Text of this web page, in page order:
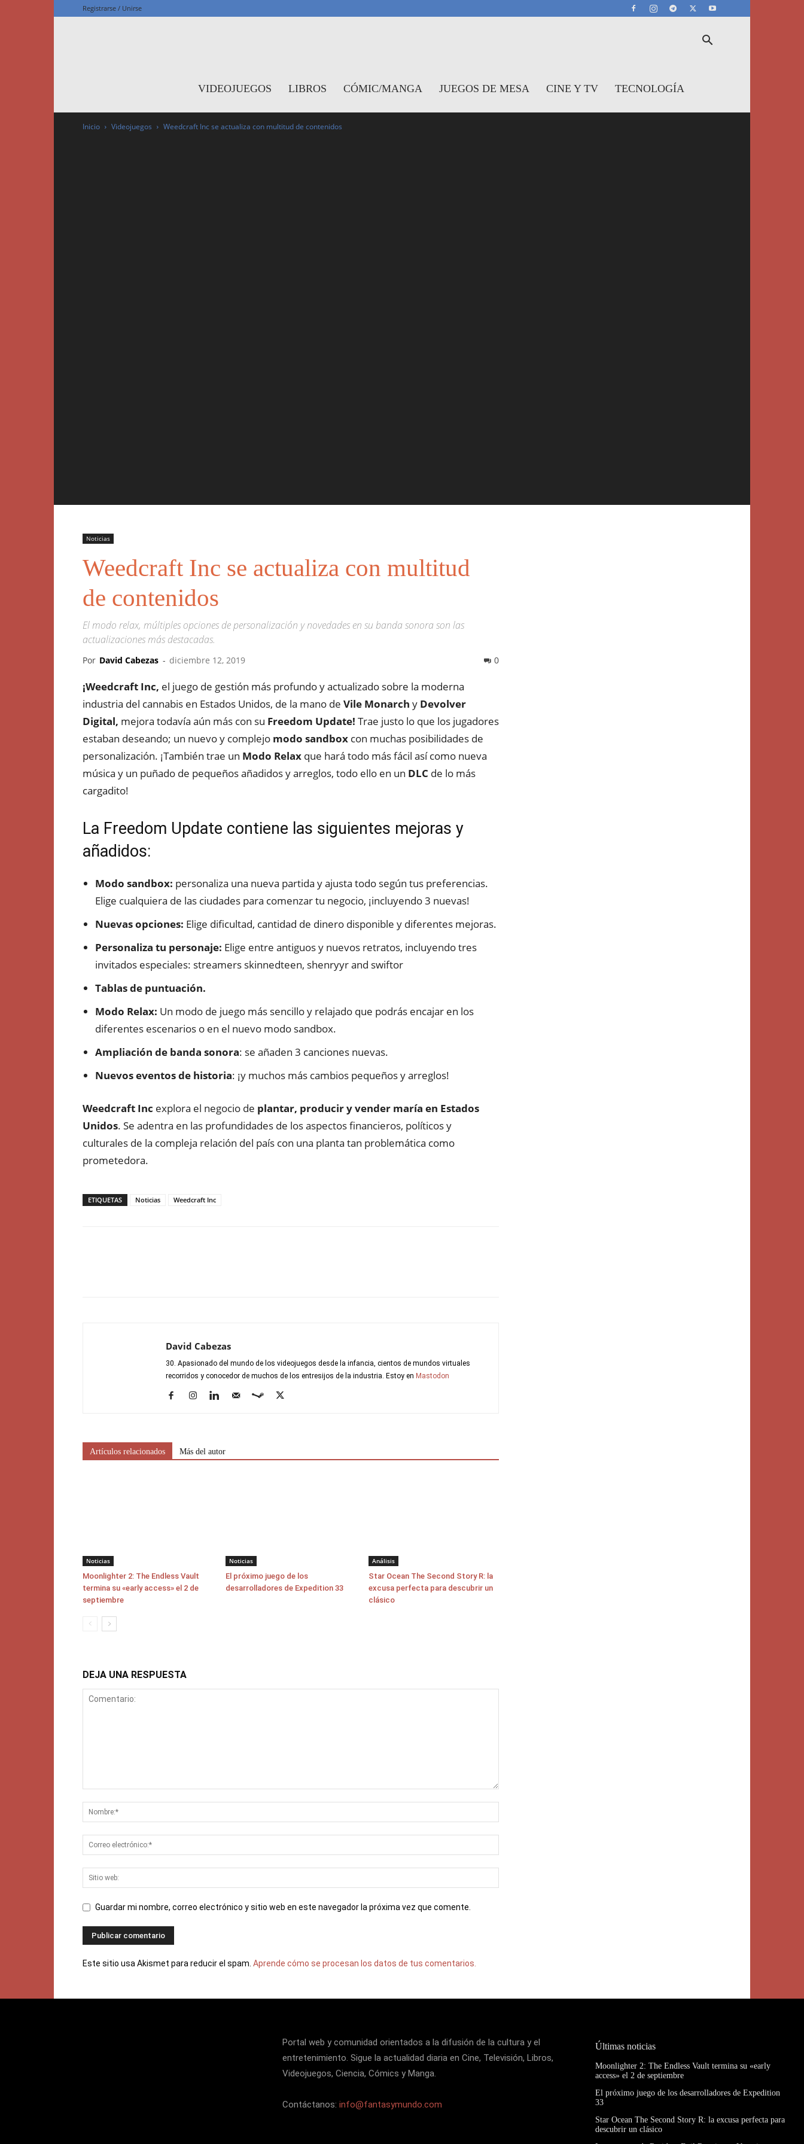
Registrarse / Unirse
VIDEOJUEGOS LIBROS CÓMIC/MANGA JUEGOS DE MESA CINE Y TV TECNOLOGÍA
Inicio Videojuegos Weedcraft Inc se actualiza con multitud de contenidos
Noticias
Weedcraft Inc se actualiza con multitud
de contenidos
El modo relax, múltiples opciones de personalización y novedades en su banda sonora son las
actualizaciones más destacadas.
Por David Cabezas - diciembre 12, 2019 0
¡Weedcraft Inc, el juego de gestión más profundo y actualizado sobre la moderna
industria del cannabis en Estados Unidos, de la mano de Vile Monarch y Devolver
Digital, mejora todavía aún más con su Freedom Update! Trae justo lo que los jugadores
estaban deseando; un nuevo y complejo modo sandbox con muchas posibilidades de
personalización. ¡También trae un Modo Relax que hará todo más fácil así como nueva
música y un puñado de pequeños añadidos y arreglos, todo ello en un DLC de lo más
cargadito!
La Freedom Update contiene las siguientes mejoras y
añadidos:
Modo sandbox: personaliza una nueva partida y ajusta todo según tus preferencias.
Elige cualquiera de las ciudades para comenzar tu negocio, ¡incluyendo 3 nuevas!
Nuevas opciones: Elige dificultad, cantidad de dinero disponible y diferentes mejoras.
Personaliza tu personaje: Elige entre antiguos y nuevos retratos, incluyendo tres
invitados especiales: streamers skinnedteen, shenryyr and swiftor
Tablas de puntuación.
Modo Relax: Un modo de juego más sencillo y relajado que podrás encajar en los
diferentes escenarios o en el nuevo modo sandbox.
Ampliación de banda sonora: se añaden 3 canciones nuevas.
Nuevos eventos de historia: ¡y muchos más cambios pequeños y arreglos!
Weedcraft Inc explora el negocio de plantar, producir y vender maría en Estados
Unidos. Se adentra en las profundidades de los aspectos financieros, políticos y
culturales de la compleja relación del país con una planta tan problemática como
prometedora.
ETIQUETAS Noticias Weedcraft Inc
David Cabezas
30. Apasionado del mundo de los videojuegos desde la infancia, cientos de mundos virtuales
recorridos y conocedor de muchos de los entresijos de la industria. Estoy en Mastodon
Artículos relacionados Más del autor
Noticias
Moonlighter 2: The Endless Vault
termina su «early access» el 2 de
septiembre
Noticias
El próximo juego de los
desarrolladores de Expedition 33
Análisis
Star Ocean The Second Story R: la
excusa perfecta para descubrir un
clásico
DEJA UNA RESPUESTA
Guardar mi nombre, correo electrónico y sitio web en este navegador la próxima vez que comente.
Este sitio usa Akismet para reducir el spam. Aprende cómo se procesan los datos de tus comentarios.
Portal web y comunidad orientados a la difusión de la cultura y el
entretenimiento. Sigue la actualidad diaria en Cine, Televisión, Libros,
Videojuegos, Ciencia, Cómics y Manga.
Contáctanos: info@fantasymundo.com
Últimas noticias
Moonlighter 2: The Endless Vault termina su «early
access» el 2 de septiembre
El próximo juego de los desarrolladores de Expedition
33
Star Ocean The Second Story R: la excusa perfecta para
descubrir un clásico